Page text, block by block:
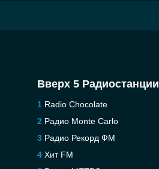
Вверх 5 Радиостанции
Radio Chocolate
Радио Monte Carlo
Радио Рекорд ФМ
Хит FM